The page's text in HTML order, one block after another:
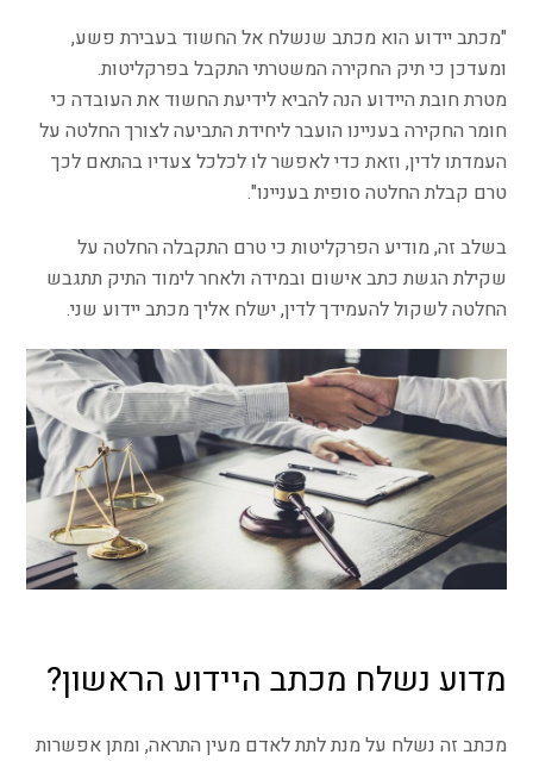
"מכתב יידוע הוא מכתב שנשלח אל החשוד בעבירת פשע,
ומעדכן כי תיק החקירה המשטרתי התקבל בפרקליטות.
מטרת חובת היידוע הנה להביא לידיעת החשוד את העובדה כי
חומר החקירה בעניינו הועבר ליחידת התביעה לצורך החלטה על
העמדתו לדין, וזאת כדי לאפשר לו לכלכל צעדיו בהתאם לכך
טרם קבלת החלטה סופית בעניינו".
בשלב זה, מודיע הפרקליטות כי טרם התקבלה החלטה על
שקילת הגשת כתב אישום ובמידה ולאחר לימוד התיק תתגבש
החלטה לשקול להעמידך לדין, ישלח אליך מכתב יידוע שני.
מדוע נשלח מכתב היידוע הראשון?
מכתב זה נשלח על מנת לתת לאדם מעין התראה, ומתן אפשרות